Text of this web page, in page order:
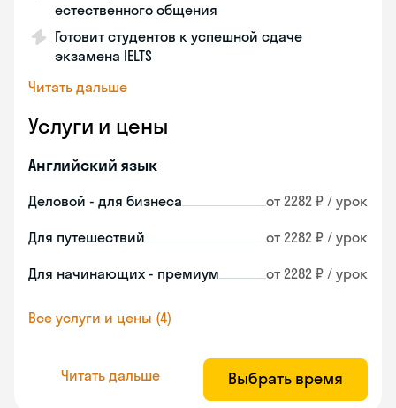
естественного общения
Готовит студентов к успешной сдаче
экзамена IELTS
Читать дальше
Услуги и цены
Английский язык
Деловой - для бизнеса от 2282 ₽ / урок
Для путешествий от 2282 ₽ / урок
Для начинающих - премиум от 2282 ₽ / урок
Все услуги и цены (4)
Читать дальше Выбрать время